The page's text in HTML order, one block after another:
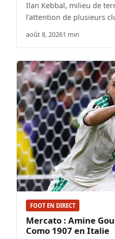
Ilan Kebbal, milieu de
l'attention de plusieurs
août 8, 20261 min
FOOT EN DIRECT
Mercato : Amine
Como 1907 en Italie